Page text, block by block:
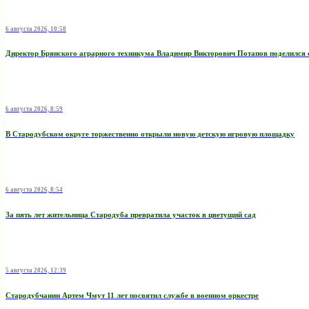
6 августа 2026, 10:58
Директор Брянского аграрного техникума Владимир Викторович Потапов
6 августа 2026, 8:59
В Стародубском округе торжественно открыли новую детскую игровую площадку
6 августа 2026, 8:54
За пять лет жительница Стародуба превратила участок в цветущий сад
5 августа 2026, 12:39
Стародубчанин Артем Чмут 11 лет посвятил службе в военном оркестре